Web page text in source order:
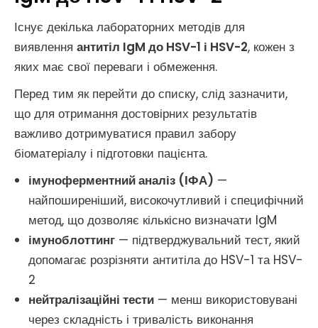
Існує декілька лабораторних методів для
виявлення антитіл IgM до HSV-1 і HSV-2, кожен з
яких має свої переваги і обмеження.
Перед тим як перейти до списку, слід зазначити,
що для отримання достовірних результатів
важливо дотримуватися правил забору
біоматеріалу і підготовки пацієнта.
імуноферментний аналіз (ІФА) —
найпоширеніший, високочутливий і специфічний
метод, що дозволяє кількісно визначати IgM
імуноблоттинг — підтверджувальний тест, який
допомагає розрізняти антитіла до HSV-1 та HSV-
2
нейтралізаційні тести — менш використовувані
через складність і тривалість виконання